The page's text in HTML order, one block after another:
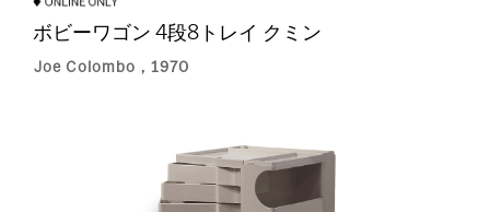
ボビーワゴン 4段8トレイ クミン
Joe Colombo，1970